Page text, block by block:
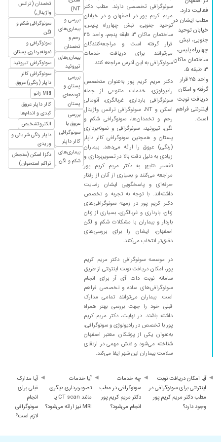
برای بررسی رحم و تخمدان رفتم. با دقت سونوگرافی
کردند و به سرعت پاسخ دادند. نکته بسیار مثبت
لباس مناسب برای سونوگرافی واژینال بود که آرامش
بیمار را بسیار بسیار بیشتر میکرد.
عالی و دقیق بودن ۱۴۰۵/۰۵/۱۵
معطلی نداشت تشخیصشون خوبه ۱۴۰۵/۰۴/۰۷
من برای سونوگرافی رحم رفته بودم پیش خانم دکتر
که تشخیص درست دادند .
۱۴۰۴/۱۰/۱۵
رضایت مند بود بسیار عالی بودند واقعا همچین
مرکزی توی اصفهان ندیده بودم
۱۴۰۴/۱۰/۳۰
سلام،مطب عالی ،برخورد خوب ومنظبط
منشی،رضایت از انجام کار خانم دکتر ،مشکلی نبود
همچین عالی،
۱۴۰۴/۰۵/۲۷
سونوگرافی واژینال وخانم دکتر خیلی دقیق کارشون
را انجام دادند.
مکانی بسیار تمیز برخودر منشی عالی و کار و اخلاق
خانم دکتر بی نظیر بود
مادرم سونوگرافی پا داشتند و چقدر خانم دکتر کریم
پور با حوصله و خوش برخورد و مهربان و مسئولیت
سونوگرافی بارداری، غربالگری سه ماه اول
پزشک خوب و دقیقی هستند . منشی و دستیار
خوب و خوش برخورد دارند.
خوب بودن
هم برخورد بسیار عالی داشتند و هم بسیار با دقت
سونوگرافی انجام دادند ممنونم از ایشون و کادر
خوبشون
خیلی مهربون و با حمصله بودن
خیلی خیلی خیلی خیلی خیلی خیلی خیلی عالی
بود دکتر مهربان دلسوز خیلی عالی
۱۴۰۴/۱۱/۰۵
۱۴۰۴/۰۸/۲۱
فعالیت دارد.
مطب ایشان در
خیابان توحید
جنوبی، نبش
چهارراه پلیس،
ساختمان ماکان
۳، طبقه ۵،
واحد ۲۵ قرار
گرفته و امکان
دریافت نوبت
اینترنتی فراهم
است.
سونوگرافی‌ تخصصی دارند. مطب دکتر
مریم کریم پور در اصفهان و در خیابان
توحید جنوبی، نبش چهارراه پلیس،
ساختمان ماکان ۳، طبقه پنجم، واحد ۲۵
قرار گرفته است و مراجعه‌کنندگان
می‌توانند برای دریافت خدمات
سونوگرافی به این آدرس مراجعه کنند.
دکتر مریم کریم پور به‌عنوان متخصص
رادیولوژی، خدمات متنوعی از جمله
سونوگرافی بارداری، غربالگری، آنومالی
اسکن و NT، سونوگرافی ترانس واژینال
رحم و تخمدان‌ها، سونوگرافی شکم و
لگن، تیروئید، سونوگرافی و نمونه‌برداری
پستان و همچنین سونوگرافی کالر داپلر
(رنگی) عروق را ارائه می‌دهد. بیماران
زیادی به دلیل دقت بالا در تصویربرداری و
تفسیر نتایج به دکتر مریم کریم پور
مراجعه می‌کنند و بسیاری از آنان از رفتار
حرفه‌ای و پاسخگویی ایشان رضایت
داشته‌اند. با توجه به تجربه و تخصص
دکتر کریم پور در زمینه سونوگرافی‌های
زنان، بارداری و غربالگری، بسیاری از زنان
باردار و بیماران با مشکلات شکم و لگن
اصفهان، ایشان را برای بررسی‌های
دقیق‌تر انتخاب می‌کنند.
در موسسه سونوگرافی دکتر مریم کریم
پور، امکان دریافت نوبت اینترنتی از طریق
سامانه نوبت دات آی آر برای انجام
سونوگرافی‌های ساده و تخصصی فراهم
است. بیماران می‌توانند تمامی مدارک
قبلی خود را جهت بررسی بهتر همراه
داشته باشند. در نهایت، دکتر مریم کریم
پور با تخصص در رادیولوژی و سونوگرافی،
به‌عنوان یکی از پزشکان معتبر اصفهان
شناخته می‌شود و نقش مهمی در ارتقای
سلامت بیماران این شهر ایفا می‌کند.
NT)
بررسی و
بیماری‌های
رحم و
تخمدان
بیماری‌های
تیروئید
بررسی
پستان و
توده‌های
پستان
بررسی
عروق با
سونوگرافی
کالر داپلر
بیماری‌های
شکم و لگن
تخمدان (ترانس
واژینال)
سونوگرافی شکم و
لگن
سونوگرافی و
نمونه‌برداری پستان
سونوگرافی تیروئید
سونوگرافی کالر
داپلر (رنگی) عروق
MRI زانو
کالر داپلر عروق
کبدی و اندام‌ها
الکتروتشخیص
داپلر رنگی شریانی و
وریدی
دگزا اسکن (سنجش
تراکم استخوان)
آیا امکان دریافت نوبت
اینترنتی برای سونوگرافی در
مطب دکتر مریم کریم پور
وجود دارد؟
چه خدمات
سونوگرافی در مطب
دکتر مریم کریم پور
انجام می‌شود؟
آیا خدمات
تصویربرداری دیگری
مانند CT scan یا
MRI نیز ارائه می‌شود؟
آیا مدارک
قبلی برای
انجام
سونوگرافی
لازم است؟